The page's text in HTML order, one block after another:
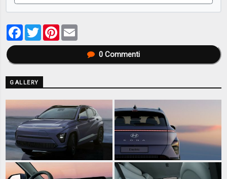
Facebook
TwitterPinterest
0Commenti
GALLERY